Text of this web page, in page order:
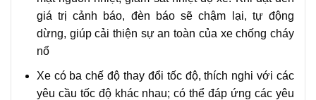
giá trị cảnh báo, đèn báo sẽ chậm lại, tự động
dừng, giúp cải thiện sự an toàn của xe chống cháy
nổ
Xe có ba chế độ thay đổi tốc độ, thích nghi với các
yêu cầu tốc độ khác nhau; có thể đáp ứng các yêu